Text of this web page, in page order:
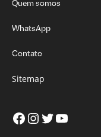
Quem somos
WhatsApp
Contato
Sitemap
Facebook
Instagram
Twitter
Youtube